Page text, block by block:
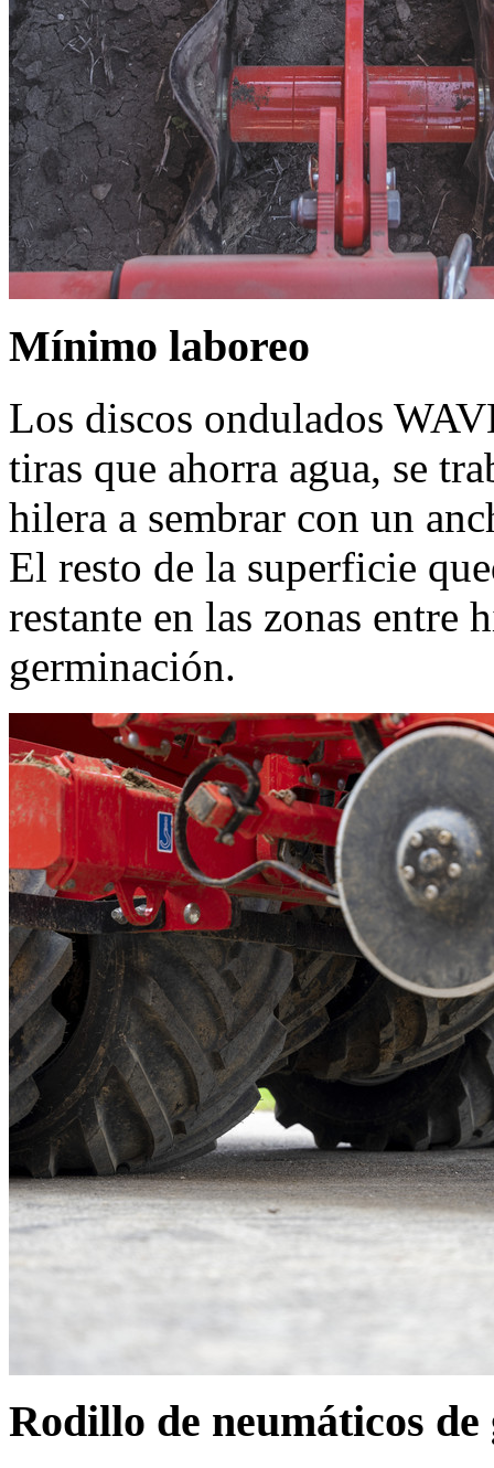
Mínimo laboreo
Los discos ondulados
tiras que ahorra agua, se
hilera a sembrar con un
El resto de la superficie
restante en las zonas entre
germinación.
Rodillo de neumáticos